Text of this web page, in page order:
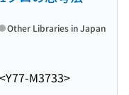
<Y77-M3733>
Other Libraries in Japan